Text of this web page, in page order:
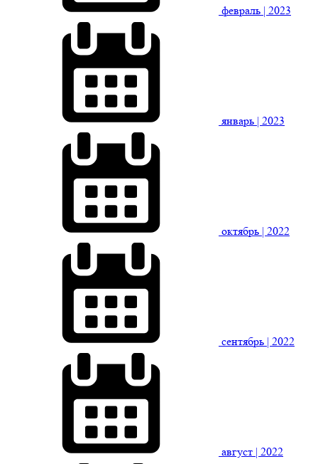
февраль | 2023
январь | 2023
октябрь | 2022
сентябрь | 2022
август | 2022